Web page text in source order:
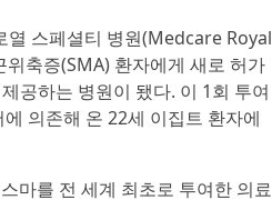
열 스페셜티 병원(Medcare Royal
축증(SMA) 환자에게 새로 허가
공하는 병원이 됐다. 이 1회 투여
의존해 온 22세 이집트 환자에
마를 전 세계 최초로 투여한 의료